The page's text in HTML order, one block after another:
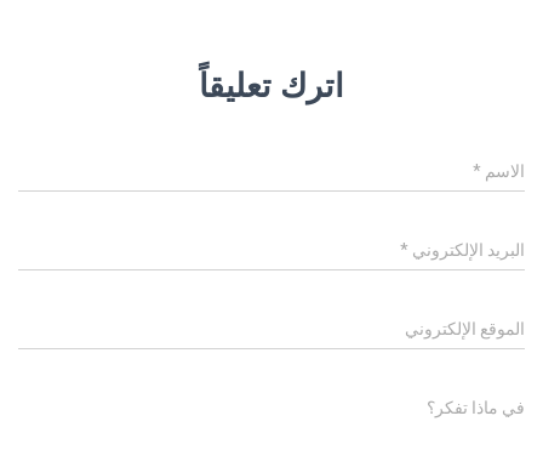
اترك تعليقاً
الاسم *
البريد الإلكتروني *
الموقع الإلكتروني
في ماذا تفكر؟